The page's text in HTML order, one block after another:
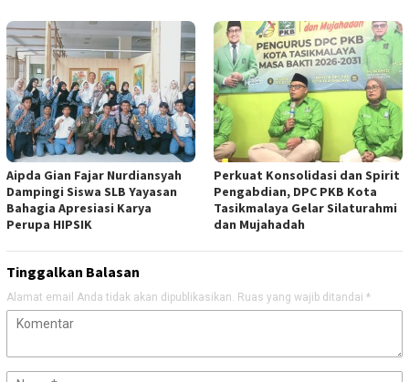
Aipda Gian Fajar Nurdiansyah
Dampingi Siswa SLB Yayasan
Bahagia Apresiasi Karya
Perupa HIPSIK
Perkuat Konsolidasi dan Spirit
Pengabdian, DPC PKB Kota
Tasikmalaya Gelar Silaturahmi
dan Mujahadah
Tinggalkan Balasan
Alamat email Anda tidak akan dipublikasikan. Ruas yang wajib ditandai *